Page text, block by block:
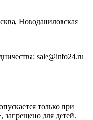
Новоданиловская
sale@info24.ru
только при
для детей.